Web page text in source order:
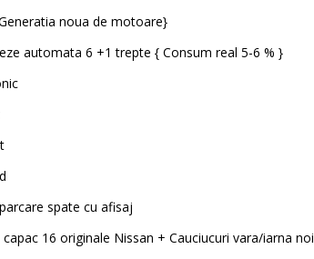
noua de motoare}
automata 6 +1 trepte { Consum real 5-6 % }
spate cu afisaj
16 originale Nissan + Cauciucuri vara/iarna noi